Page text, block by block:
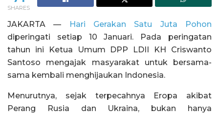
SHARES
JAKARTA —
Hari Gerakan Satu Juta Pohon
diperingati setiap 10 Januari. Pada peringatan
tahun ini Ketua Umum DPP LDII KH Criswanto
Santoso mengajak masyarakat untuk bersama-
sama kembali menghijaukan Indonesia.
Menurutnya, sejak terpecahnya Eropa akibat
Perang Rusia dan Ukraina, bukan hanya